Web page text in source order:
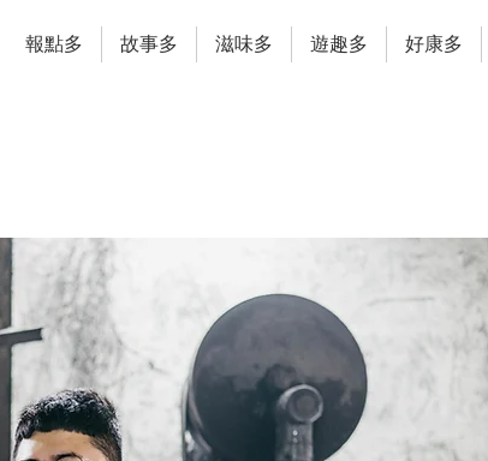
報點多 故事多 滋味多 遊趣多 好康多